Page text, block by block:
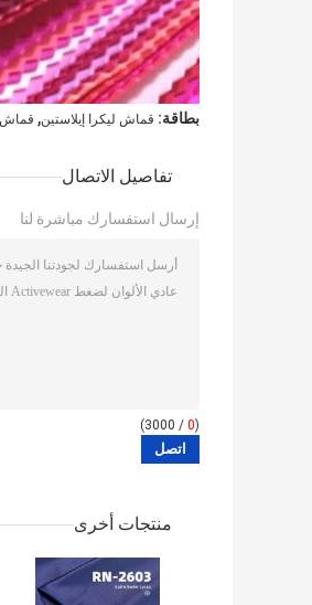
بطاقة: قماش ليكرا إيلاستين, قماش
تفاصيل الاتصال
إرسال استفسارك مباشرة لنا
(
0
/ 3000)
منتجات أخرى